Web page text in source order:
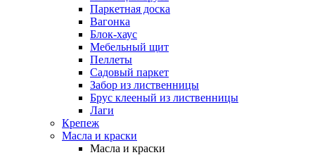
Паркетная доска
Вагонка
Блок-хаус
Мебельный щит
Пеллеты
Садовый паркет
Забор из лиственницы
Брус клееный из лиственницы
Лаги
Крепеж
Масла и краски
Масла и краски